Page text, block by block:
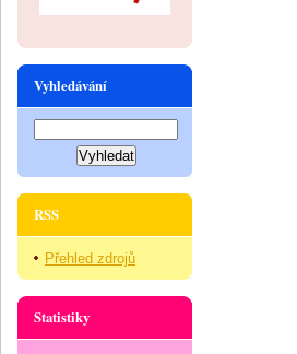
Vyhledávání
RSS
Přehled zdrojů
Statistiky